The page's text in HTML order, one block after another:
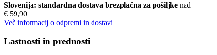
Slovenija: standardna dostava brezplačna za pošiljke nad
€ 59,90
Več informacij o odpremi in dostavi
Lastnosti in prednosti